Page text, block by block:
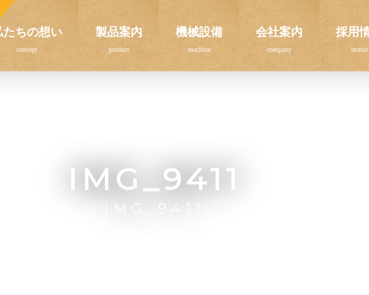
たちの想い 製品案内 機械設備 会社案内 採用
IMG_9411